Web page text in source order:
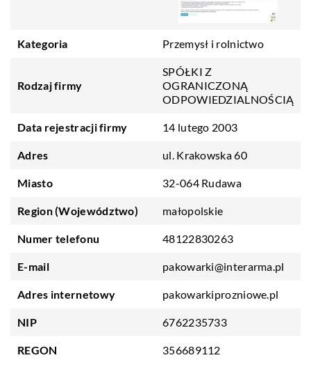
Kategoria Przemysł i rolnictwo
Rodzaj firmy
SPÓŁKI Z
OGRANICZONĄ
ODPOWIEDZIALNOŚCIĄ
Data rejestracji firmy 14 lutego 2003
Adres ul. Krakowska 60
Miasto 32-064 Rudawa
Region (Województwo) małopolskie
Numer telefonu 48122830263
E-mail pakowarki@interarma.pl
Adres internetowy pakowarkiprozniowe.pl
NIP 6762235733
REGON 356689112